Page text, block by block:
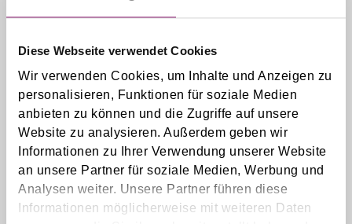
Diese Webseite verwendet Cookies
Wir verwenden Cookies, um Inhalte und Anzeigen zu
personalisieren, Funktionen für soziale Medien
anbieten zu können und die Zugriffe auf unsere
Website zu analysieren. Außerdem geben wir
Informationen zu Ihrer Verwendung unserer Website
an unsere Partner für soziale Medien, Werbung und
Analysen weiter. Unsere Partner führen diese
Informationen möglicherweise mit weiteren Daten